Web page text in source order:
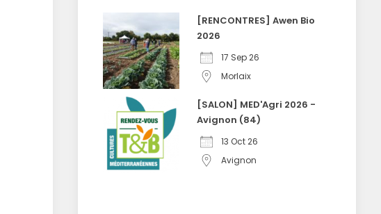
[RENCONTRES] Awen Bio
2026
17 Sep 26
Morlaix
[SALON] MED'Agri 2026 -
Avignon (84)
13 Oct 26
Avignon